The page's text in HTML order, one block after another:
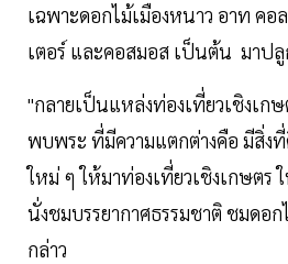
เฉพาะดอกไม้เมืองหนาว อาท คอ
เตอร์ และคอสมอส เป็นต้น มาปลู
"กลายเป็นแหล่งท่องเที่ยวเชิงเก
พบพระ ที่มีความแตกต่างคือ มีสิ่ง
ใหม่ ๆ ให้มาท่องเที่ยวเชิงเกษตร
นั่งชมบรรยากาศธรรมชาติ ชมดอ
กล่าว